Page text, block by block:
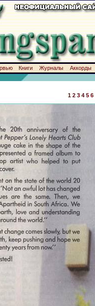
Книги Журналы
Аккорды
1 2 3 4 5 6